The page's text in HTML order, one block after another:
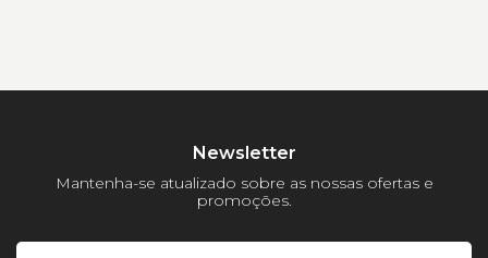
Newsletter
Mantenha-se atualizado sobre as nossas ofertas e
promoções.